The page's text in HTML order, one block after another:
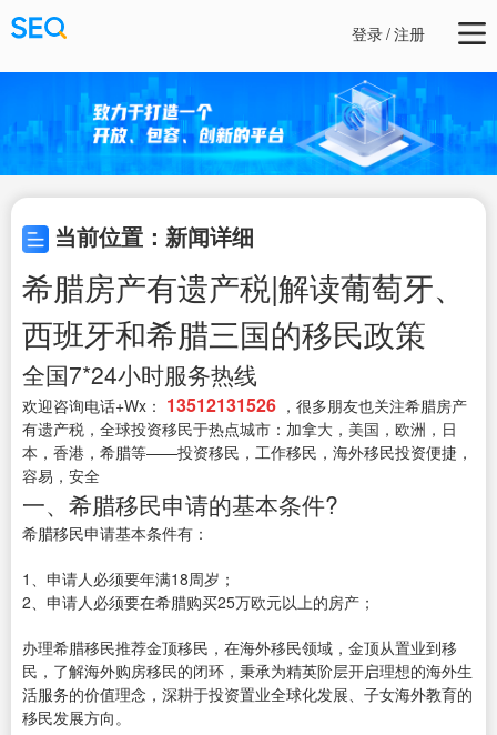
登录/注册
当前位置：新闻详细
希腊房产有遗产税|解读葡萄牙、
西班牙和希腊三国的移民政策
全国7*24小时服务热线
欢迎咨询电话+Wx： 13512131526 ，很多朋友也关注希腊房产
有遗产税，全球投资移民于热点城市：加拿大，美国，欧洲，日
本，香港，希腊等——投资移民，工作移民，海外移民投资便捷，
容易，安全
一、希腊移民申请的基本条件?
希腊移民申请基本条件有：
1、申请人必须要年满18周岁；
2、申请人必须要在希腊购买25万欧元以上的房产；
办理希腊移民推荐金顶移民，在海外移民领域，金顶从置业到移
民，了解海外购房移民的闭环，秉承为精英阶层开启理想的海外生
活服务的价值理念，深耕于投资置业全球化发展、子女海外教育的
移民发展方向。